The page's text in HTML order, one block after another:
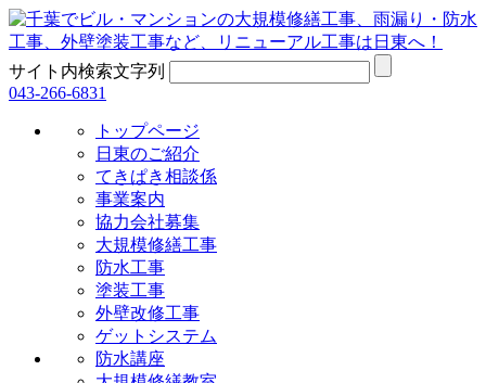
サイト内検索文字列
043-266-6831
トップページ
日東のご紹介
てきぱき相談係
事業案内
協力会社募集
大規模修繕工事
防水工事
塗装工事
外壁改修工事
ゲットシステム
防水講座